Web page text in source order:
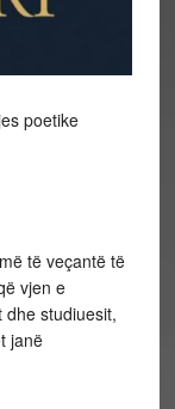
poetike
të veçantë të
vjen e
studiuesit,
janë